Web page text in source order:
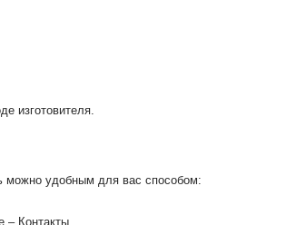
изготовителя.
можно удобным для вас способом:
– Контакты.